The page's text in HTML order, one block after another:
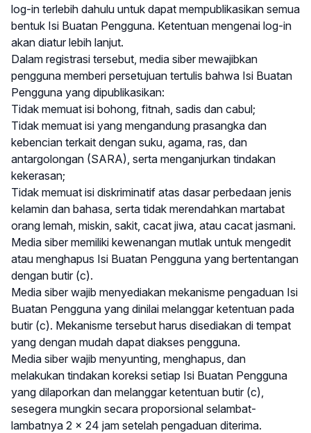
log-in terlebih dahulu untuk dapat mempublikasikan semua
bentuk Isi Buatan Pengguna. Ketentuan mengenai log-in
akan diatur lebih lanjut.
Dalam registrasi tersebut, media siber mewajibkan
pengguna memberi persetujuan tertulis bahwa Isi Buatan
Pengguna yang dipublikasikan:
Tidak memuat isi bohong, fitnah, sadis dan cabul;
Tidak memuat isi yang mengandung prasangka dan
kebencian terkait dengan suku, agama, ras, dan
antargolongan (SARA), serta menganjurkan tindakan
kekerasan;
Tidak memuat isi diskriminatif atas dasar perbedaan jenis
kelamin dan bahasa, serta tidak merendahkan martabat
orang lemah, miskin, sakit, cacat jiwa, atau cacat jasmani.
Media siber memiliki kewenangan mutlak untuk mengedit
atau menghapus Isi Buatan Pengguna yang bertentangan
dengan butir (c).
Media siber wajib menyediakan mekanisme pengaduan Isi
Buatan Pengguna yang dinilai melanggar ketentuan pada
butir (c). Mekanisme tersebut harus disediakan di tempat
yang dengan mudah dapat diakses pengguna.
Media siber wajib menyunting, menghapus, dan
melakukan tindakan koreksi setiap Isi Buatan Pengguna
yang dilaporkan dan melanggar ketentuan butir (c),
sesegera mungkin secara proporsional selambat-
lambatnya 2 x 24 jam setelah pengaduan diterima.